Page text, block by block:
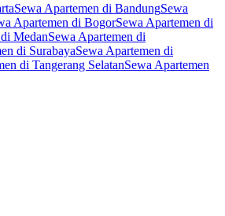
Sewa Apartemen di BandungSewa
Apartemen di BogorSewa Apartemen di
MedanSewa Apartemen di
di SurabayaSewa Apartemen di
di Tangerang SelatanSewa Apartemen